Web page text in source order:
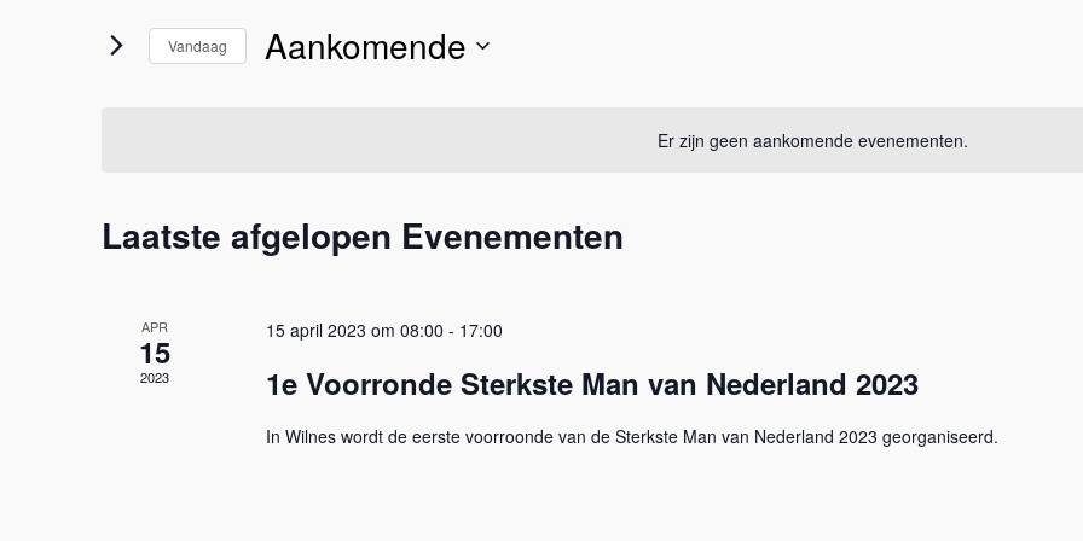
Er zijn geen aankomende evenementen.
Zoeken
navigatie
in.
keyword.
Vandaag Aankomende
Laatste afgelopen Evenementen
APR
15
2023
15 april 2023 om 08:00 - 17:00
1e Voorronde Sterkste Man van Nederland 2023
In Wilnes wordt de eerste voorroonde van de Sterkste Man van Nederland 2023 georganiseerd.